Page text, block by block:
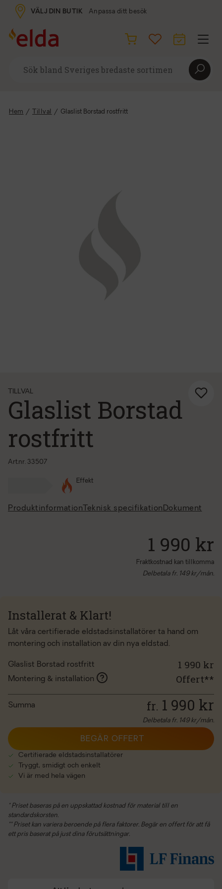
VÄLJ DIN BUTIK Anpassa ditt besök
Hem / Tillval / Glaslist Borstad rostfritt
TILLVAL
Glaslist Borstad
rostfritt
Art.nr. 33507
Effekt
Produktinformation Teknisk specifikation Dokument
1 990 kr
Fraktkostnad kan tillkomma
Delbetala fr. 149kr/mån.
Installerat & Klart!
Låt våra certifierade eldstadsinstallatörer ta hand om
montering och installation av din nya eldstad.
Glaslist Borstad rostfritt 1 990 kr
Montering & installation Offert**
Summa fr. 1 990 kr
Delbetala fr. 149kr/mån.
Certifierade eldstadsinstallatörer
Tryggt, smidigt och enkelt
Vi är med hela vägen
BEGÄR OFFERT
* Priset baseras på en uppskattad kostnad för material till en
standardskorsten.
** Priset kan variera beroende på flera faktorer. Begär en offert för att få
ett pris baserat på just dina förutsättningar.